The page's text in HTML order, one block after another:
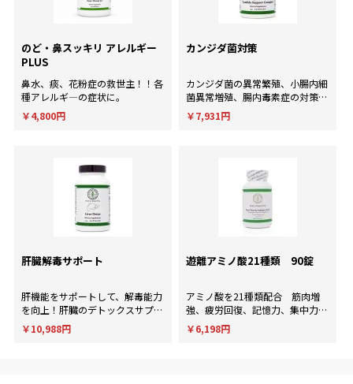
のど・鼻スッキリ アレルギー
PLUS
鼻水、痰、花粉症の救世主！！各
種アレルギ―の症状に。
￥4,800円
カンジダ菌対策
カンジダ菌の異常繁殖、小腸内細
菌異常増殖、腸内毒素症の対策
に！
￥7,931円
肝臓解毒サポート
肝機能をサポートして、解毒能力
を向上！肝臓のデトックスサプリ
メント。
￥10,988円
遊離アミノ酸21種類 90錠
アミノ酸を21種類配合 筋肉増
強、疲労回復、記憶力、集中力、
判断力など様々な用途に使用され
ます。
￥6,198円